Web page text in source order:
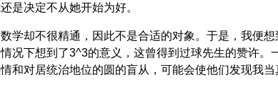
是决定不从她开始为好。
学却不很精通，因此不是合适的对象。于是，我
况下想到了3^3的意义，这曾得到过球先生的赞许
对居统治地位的圆的盲从，可能会使他们发现我